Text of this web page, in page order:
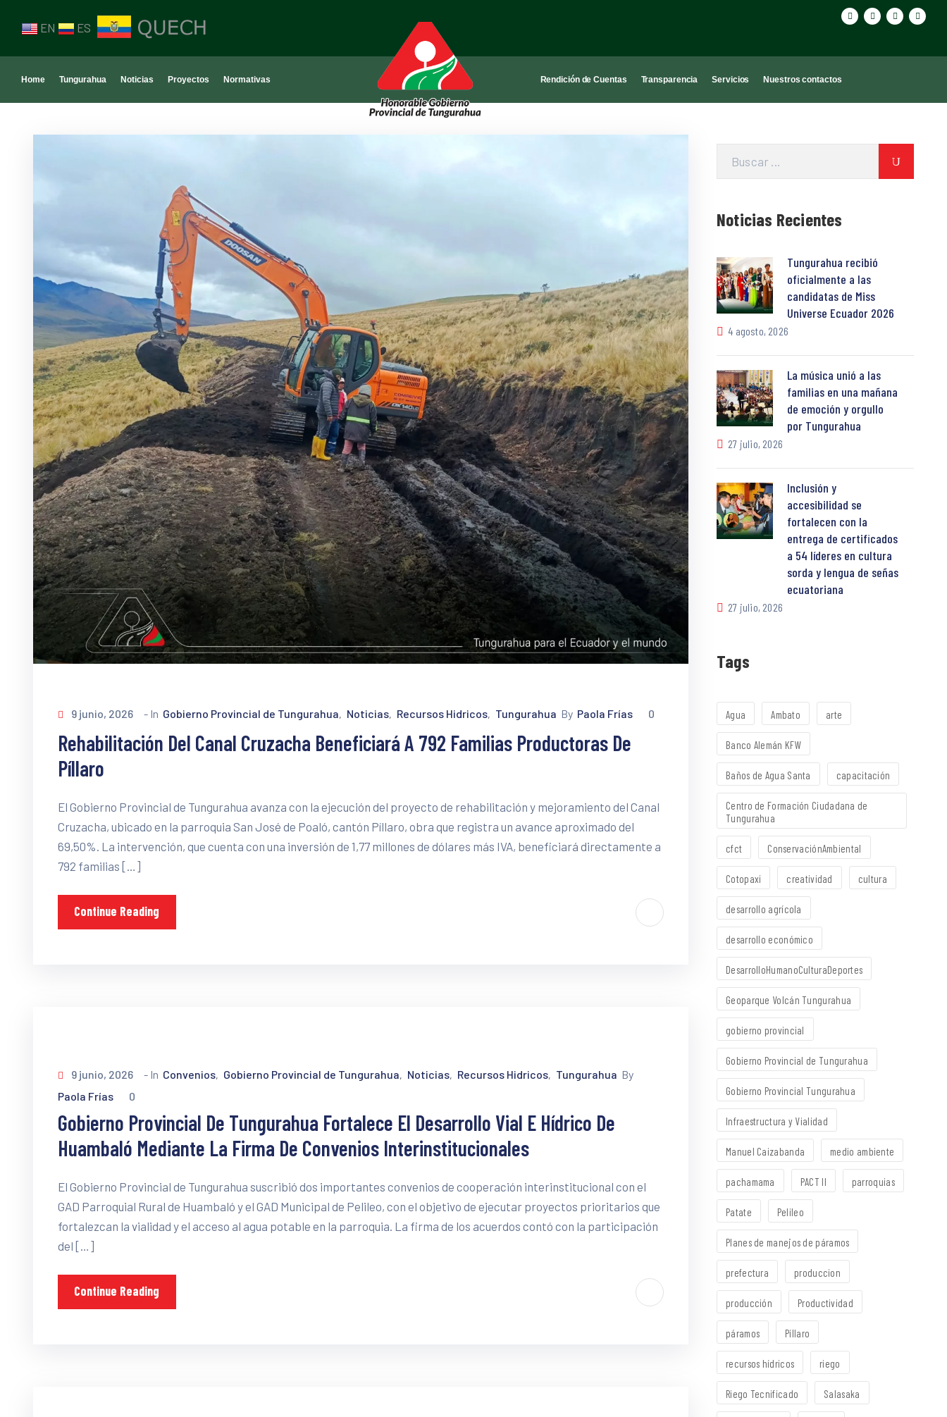
EN ES
Home Tungurahua Noticias Proyectos Normativas Rendición de Cuentas Transparencia Servicios Nuestros contactos
9 junio, 2026 - In Gobierno Provincial de Tungurahua‚ Noticias‚ Recursos Hidricos‚ Tungurahua By Paola Frías 0
Rehabilitación Del Canal Cruzacha Beneficiará A 792 Familias Productoras De
Píllaro
El Gobierno Provincial de Tungurahua avanza con la ejecución del proyecto de rehabilitación y mejoramiento del Canal
Cruzacha, ubicado en la parroquia San José de Poaló, cantón Píllaro, obra que registra un avance aproximado del
69,50%. La intervención, que cuenta con una inversión de 1,77 millones de dólares más IVA, beneficiará directamente a
792 familias […]
Continue Reading
9 junio, 2026 - In Convenios‚ Gobierno Provincial de Tungurahua‚ Noticias‚ Recursos Hidricos‚ Tungurahua By
Paola Frías
0
Gobierno Provincial De Tungurahua Fortalece El Desarrollo Vial E Hídrico De
Huambaló Mediante La Firma De Convenios Interinstitucionales
El Gobierno Provincial de Tungurahua suscribió dos importantes convenios de cooperación interinstitucional con el
GAD Parroquial Rural de Huambaló y el GAD Municipal de Pelileo, con el objetivo de ejecutar proyectos prioritarios que
fortalezcan la vialidad y el acceso al agua potable en la parroquia. La firma de los acuerdos contó con la participación
del […]
Continue Reading
Noticias Recientes
Tungurahua recibió
oficialmente a las
candidatas de Miss
Universe Ecuador 2026
4 agosto, 2026
La música unió a las
familias en una mañana
de emoción y orgullo
por Tungurahua
27 julio, 2026
Inclusión y
accesibilidad se
fortalecen con la
entrega de certificados
a 54 líderes en cultura
sorda y lengua de señas
ecuatoriana
27 julio, 2026
Tags
Agua Ambato arte
Banco Alemán KFW
Baños de Agua Santa capacitación
Centro de Formación Ciudadana de
Tungurahua
cfct ConservaciónAmbiental
Cotopaxi creatividad cultura
desarrollo agrícola
desarrollo económico
DesarrolloHumanoCulturaDeportes
Geoparque Volcán Tungurahua
gobierno provincial
Gobierno Provincial de Tungurahua
Gobierno Provincial Tungurahua
Infraestructura y Vialidad
Manuel Caizabanda medio ambiente
pachamama PACT II parroquias
Patate Pelileo
Planes de manejos de páramos
prefectura produccion
producción Productividad
páramos Píllaro
recursos hídricos riego
Riego Tecnificado Salasaka